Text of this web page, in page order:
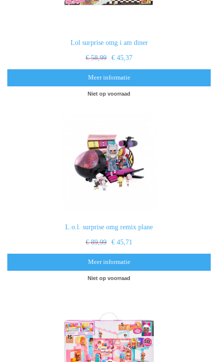
Lol surprise omg i am diner
€ 58,99 € 45,37
Meer informatie
Niet op voorraad
L.o.l. surprise omg remix plane
€ 89,99 € 45,71
Meer informatie
Niet op voorraad